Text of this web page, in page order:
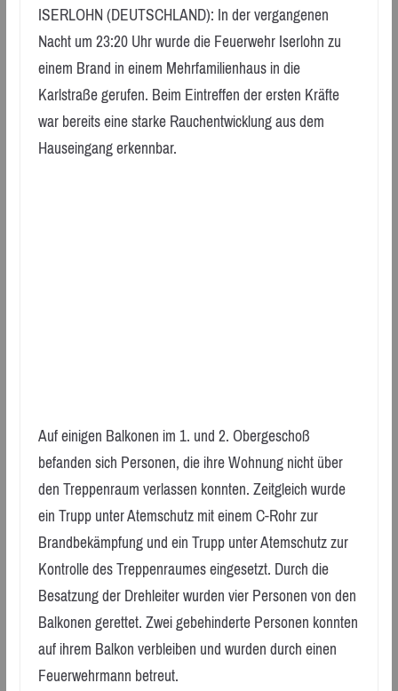
ISERLOHN (DEUTSCHLAND): In der vergangenen
Nacht um 23:20 Uhr wurde die Feuerwehr Iserlohn zu
einem Brand in einem Mehrfamilienhaus in die
Karlstraße gerufen. Beim Eintreffen der ersten Kräfte
war bereits eine starke Rauchentwicklung aus dem
Hauseingang erkennbar.
Auf einigen Balkonen im 1. und 2. Obergeschoß
befanden sich Personen, die ihre Wohnung nicht über
den Treppenraum verlassen konnten. Zeitgleich wurde
ein Trupp unter Atemschutz mit einem C-Rohr zur
Brandbekämpfung und ein Trupp unter Atemschutz zur
Kontrolle des Treppenraumes eingesetzt. Durch die
Besatzung der Drehleiter wurden vier Personen von den
Balkonen gerettet. Zwei gebehinderte Personen konnten
auf ihrem Balkon verbleiben und wurden durch einen
Feuerwehrmann betreut.